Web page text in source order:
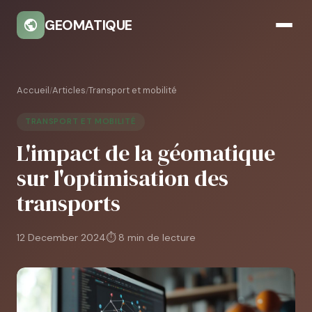
GEOMATIQUE
Accueil/Articles/Transport et mobilité
TRANSPORT ET MOBILITÉ
L'impact de la géomatique
sur l'optimisation des
transports
12 December 2024⏱ 8 min de lecture